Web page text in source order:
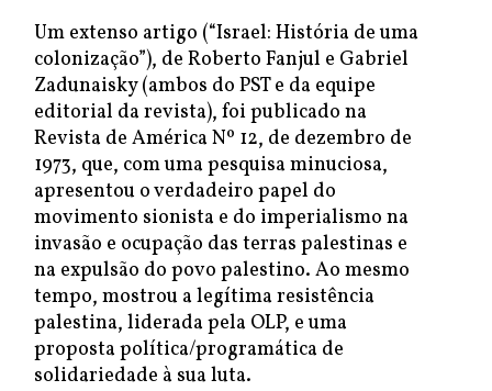
Um extenso artigo (“Israel: História de uma
colonização”), de Roberto Fanjul e Gabriel
Zadunaisky (ambos do PST e da equipe
editorial da revista), foi publicado na
Revista de América Nº 12, de dezembro de
1973, que, com uma pesquisa minuciosa,
apresentou o verdadeiro papel do
movimento sionista e do imperialismo na
invasão e ocupação das terras palestinas e
na expulsão do povo palestino. Ao mesmo
tempo, mostrou a legítima resistência
palestina, liderada pela OLP, e uma
proposta política/programática de
solidariedade à sua luta.